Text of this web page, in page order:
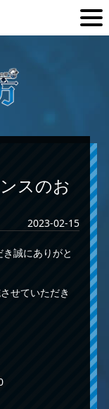
スのお
2023-02-15
誠にありがと
せていただき